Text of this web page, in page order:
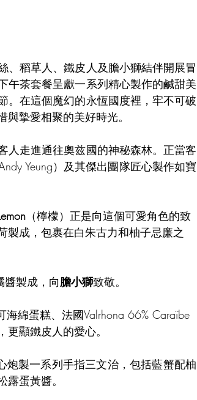
、稻草人、鐵皮人及膽小獅結伴開展冒
午茶套餐呈獻一系列精心製作的鹹甜美
。在這個魔幻的永恆國度裡，牢不可破
摯愛相聚的美好時光。
人走進通往奧兹國的神秘森林。正當客
Yeung）及其傑出團隊匠心製作如寶
（檸檬）正是向這個可愛角色的致
製成，包裹在白朱古力和柚子忌廉之
製成，向膽小獅致敬。
海綿蛋糕、法國Valrhona 66% Caraïbe
顯鐵皮人的愛心。
炮製一系列手指三文治，包括藍蟹配柚
蛋黃醬。